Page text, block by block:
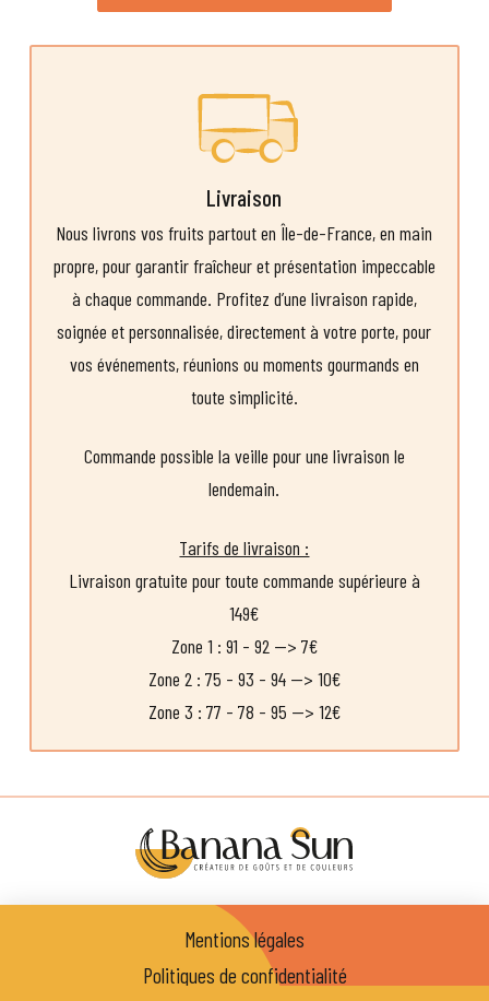
Livraison
Nous livrons vos fruits partout en Île-de-France, en main
propre, pour garantir fraîcheur et présentation impeccable
à chaque commande. Profitez d’une livraison rapide,
soignée et personnalisée, directement à votre porte, pour
vos événements, réunions ou moments gourmands en
toute simplicité.
Commande possible la veille pour une livraison le
lendemain.
Tarifs de livraison :
Livraison gratuite pour toute commande supérieure à
149€
Zone 1 : 91 - 92 —> 7€
Zone 2 : 75 - 93 - 94 —> 10€
Zone 3 : 77 - 78 - 95 —> 12€
Mentions légales
Politiques de confidentialité